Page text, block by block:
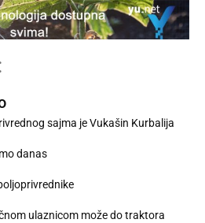
sajma je Vukašin Kurbalija
danas
ulaznicom može do traktora